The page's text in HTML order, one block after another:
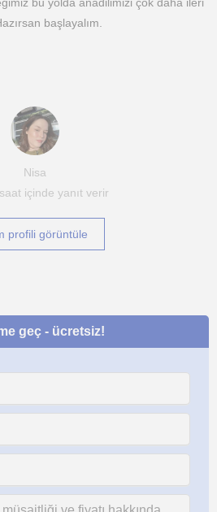
başlayalım.
Nisa
içinde yanıt verir
profili görüntüle
geç - ücretsiz!